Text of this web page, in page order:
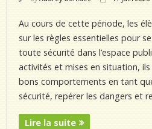
Au cours de cette période, les
sur les règles essentielles pour
toute sécurité dans l’espace
activités et mises en situation,
bons comportements en tant
sécurité, repérer les dangers et
Lire la suite